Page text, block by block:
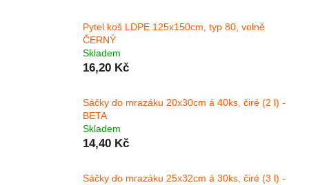
Pytel koš LDPE 125x150cm, typ 80, volně
ČERNÝ
Skladem
16,20 Kč
Sáčky do mrazáku 20x30cm á 40ks, čiré (2 l) -
BETA
Skladem
14,40 Kč
Sáčky do mrazáku 25x32cm á 30ks, čiré (3 l) -